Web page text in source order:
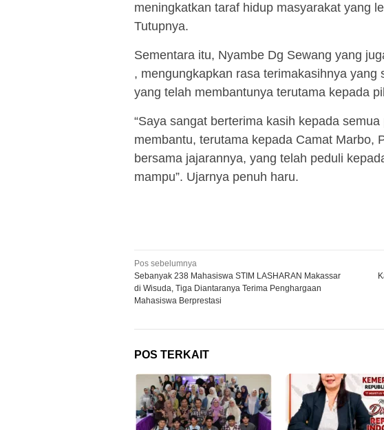
meningkatkan taraf hidup masyarakat yang
Tutupnya.
Sementara itu, Nyambe Dg Sewang yang
, mengungkapkan rasa terimakasihnya
yang telah membantunya terutama kepada
“Saya sangat berterima kasih kepada
membantu, terutama kepada Camat Marbo,
bersama jajarannya, yang telah peduli
mampu”. Ujarnya penuh haru.
Navigasi
pos
Pos sebelumnya
Sebanyak 238 Mahasiswa STIM LASHARAN Makassar
di Wisuda, Tiga Diantaranya Terima Penghargaan
Mahasiswa Berprestasi
POS TERKAIT